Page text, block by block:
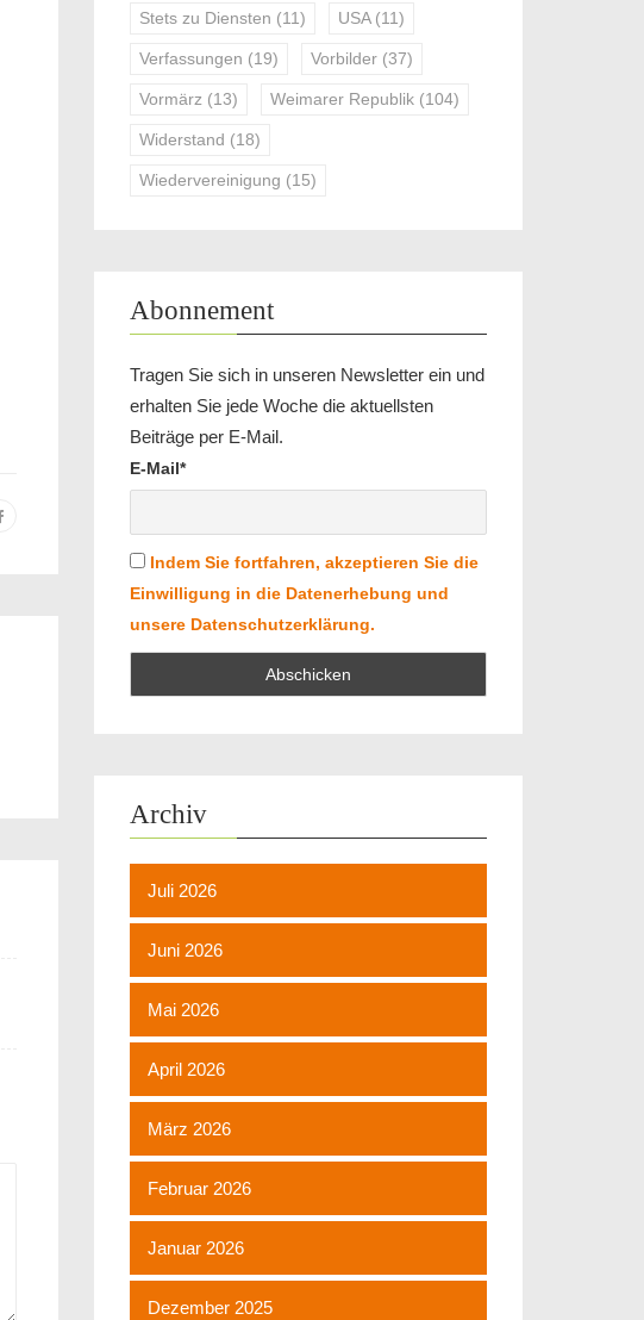
Stets zu Diensten (11) USA(11)
Verfassungen (19) Vorbilder (37)
Vormärz (13) Weimarer Republik (104)
Widerstand (18)
Wiedervereinigung (15)
Abonnement
Tragen Sie sich in unseren Newsletter ein und
erhalten Sie jede Woche die aktuellsten
Beiträge per E-Mail.
E-Mail*
Indem Sie fortfahren, akzeptieren Sie die
Einwilligung in die Datenerhebung und
unsere Datenschutzerklärung.
Archiv
Juli 2026
Juni 2026
Mai 2026
April 2026
März 2026
Februar 2026
Januar 2026
Dezember 2025